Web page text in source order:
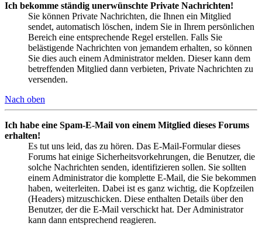
Ich bekomme ständig unerwünschte Private Nachrichten!
Sie können Private Nachrichten, die Ihnen ein Mitglied
sendet, automatisch löschen, indem Sie in Ihrem persönlichen
Bereich eine entsprechende Regel erstellen. Falls Sie
belästigende Nachrichten von jemandem erhalten, so können
Sie dies auch einem Administrator melden. Dieser kann dem
betreffenden Mitglied dann verbieten, Private Nachrichten zu
versenden.
Nach oben
Ich habe eine Spam-E-Mail von einem Mitglied dieses Forums
erhalten!
Es tut uns leid, das zu hören. Das E-Mail-Formular dieses
Forums hat einige Sicherheitsvorkehrungen, die Benutzer, die
solche Nachrichten senden, identifizieren sollen. Sie sollten
einem Administrator die komplette E-Mail, die Sie bekommen
haben, weiterleiten. Dabei ist es ganz wichtig, die Kopfzeilen
(Headers) mitzuschicken. Diese enthalten Details über den
Benutzer, der die E-Mail verschickt hat. Der Administrator
kann dann entsprechend reagieren.